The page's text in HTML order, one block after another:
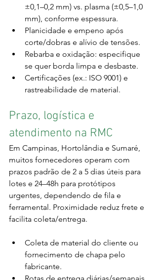
±0,1–0,2 mm) vs. plasma (±0,5–1,0
mm), conforme espessura.
Planicidade e empeno após
corte/dobras e alívio de tensões.
Rebarba e oxidação: especifique
se quer borda limpa e desbaste.
Certificações (ex.: ISO 9001) e
rastreabilidade de material.
Prazo, logística e
atendimento na RMC
Em Campinas, Hortolândia e Sumaré,
muitos fornecedores operam com
prazos padrão de 2 a 5 dias úteis para
lotes e 24–48h para protótipos
urgentes, dependendo de fila e
ferramental. Proximidade reduz frete e
facilita coleta/entrega.
Coleta de material do cliente ou
fornecimento de chapa pelo
fabricante.